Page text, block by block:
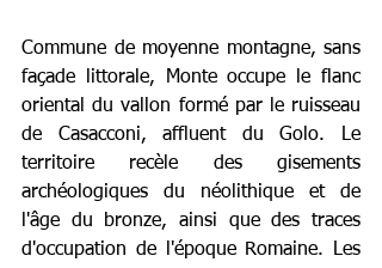
Commune de moyenne montagne, sans
façade littorale, Monte occupe le flanc
oriental du vallon formé par le ruisseau
de Casacconi, affluent du Golo. Le
territoire recèle des gisements
archéologiques du néolithique et de
l'âge du bronze, ainsi que des traces
d'occupation de l'époque Romaine. Les